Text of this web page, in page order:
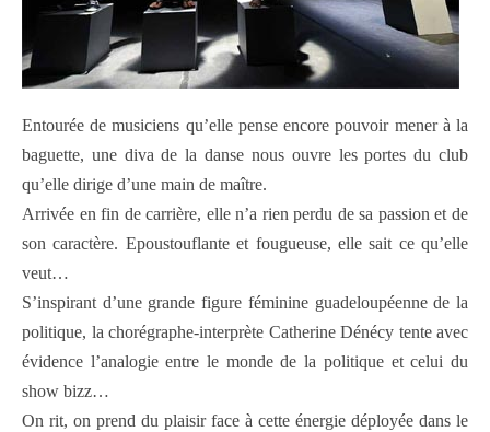
Entourée de musiciens qu’elle pense encore pouvoir mener à la
baguette, une diva de la danse nous ouvre les portes du club
qu’elle dirige d’une main de maître.
Arrivée en fin de carrière, elle n’a rien perdu de sa passion et de
son caractère. Epoustouflante et fougueuse, elle sait ce qu’elle
veut…
S’inspirant d’une grande figure féminine guadeloupéenne de la
politique, la chorégraphe-interprète Catherine Dénécy tente avec
évidence l’analogie entre le monde de la politique et celui du
show bizz…
On rit, on prend du plaisir face à cette énergie déployée dans le